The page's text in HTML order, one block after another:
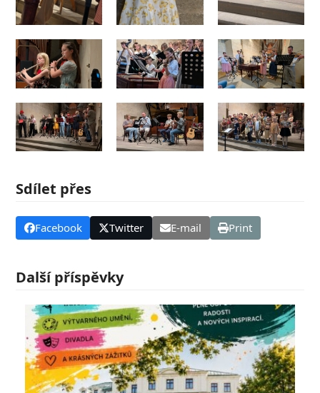
Sdílet přes
Facebook Twitter E-mail Print
Další příspěvky